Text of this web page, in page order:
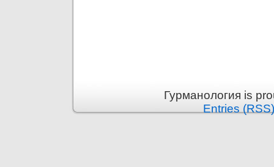
Гурманология is
Entries (RSS)